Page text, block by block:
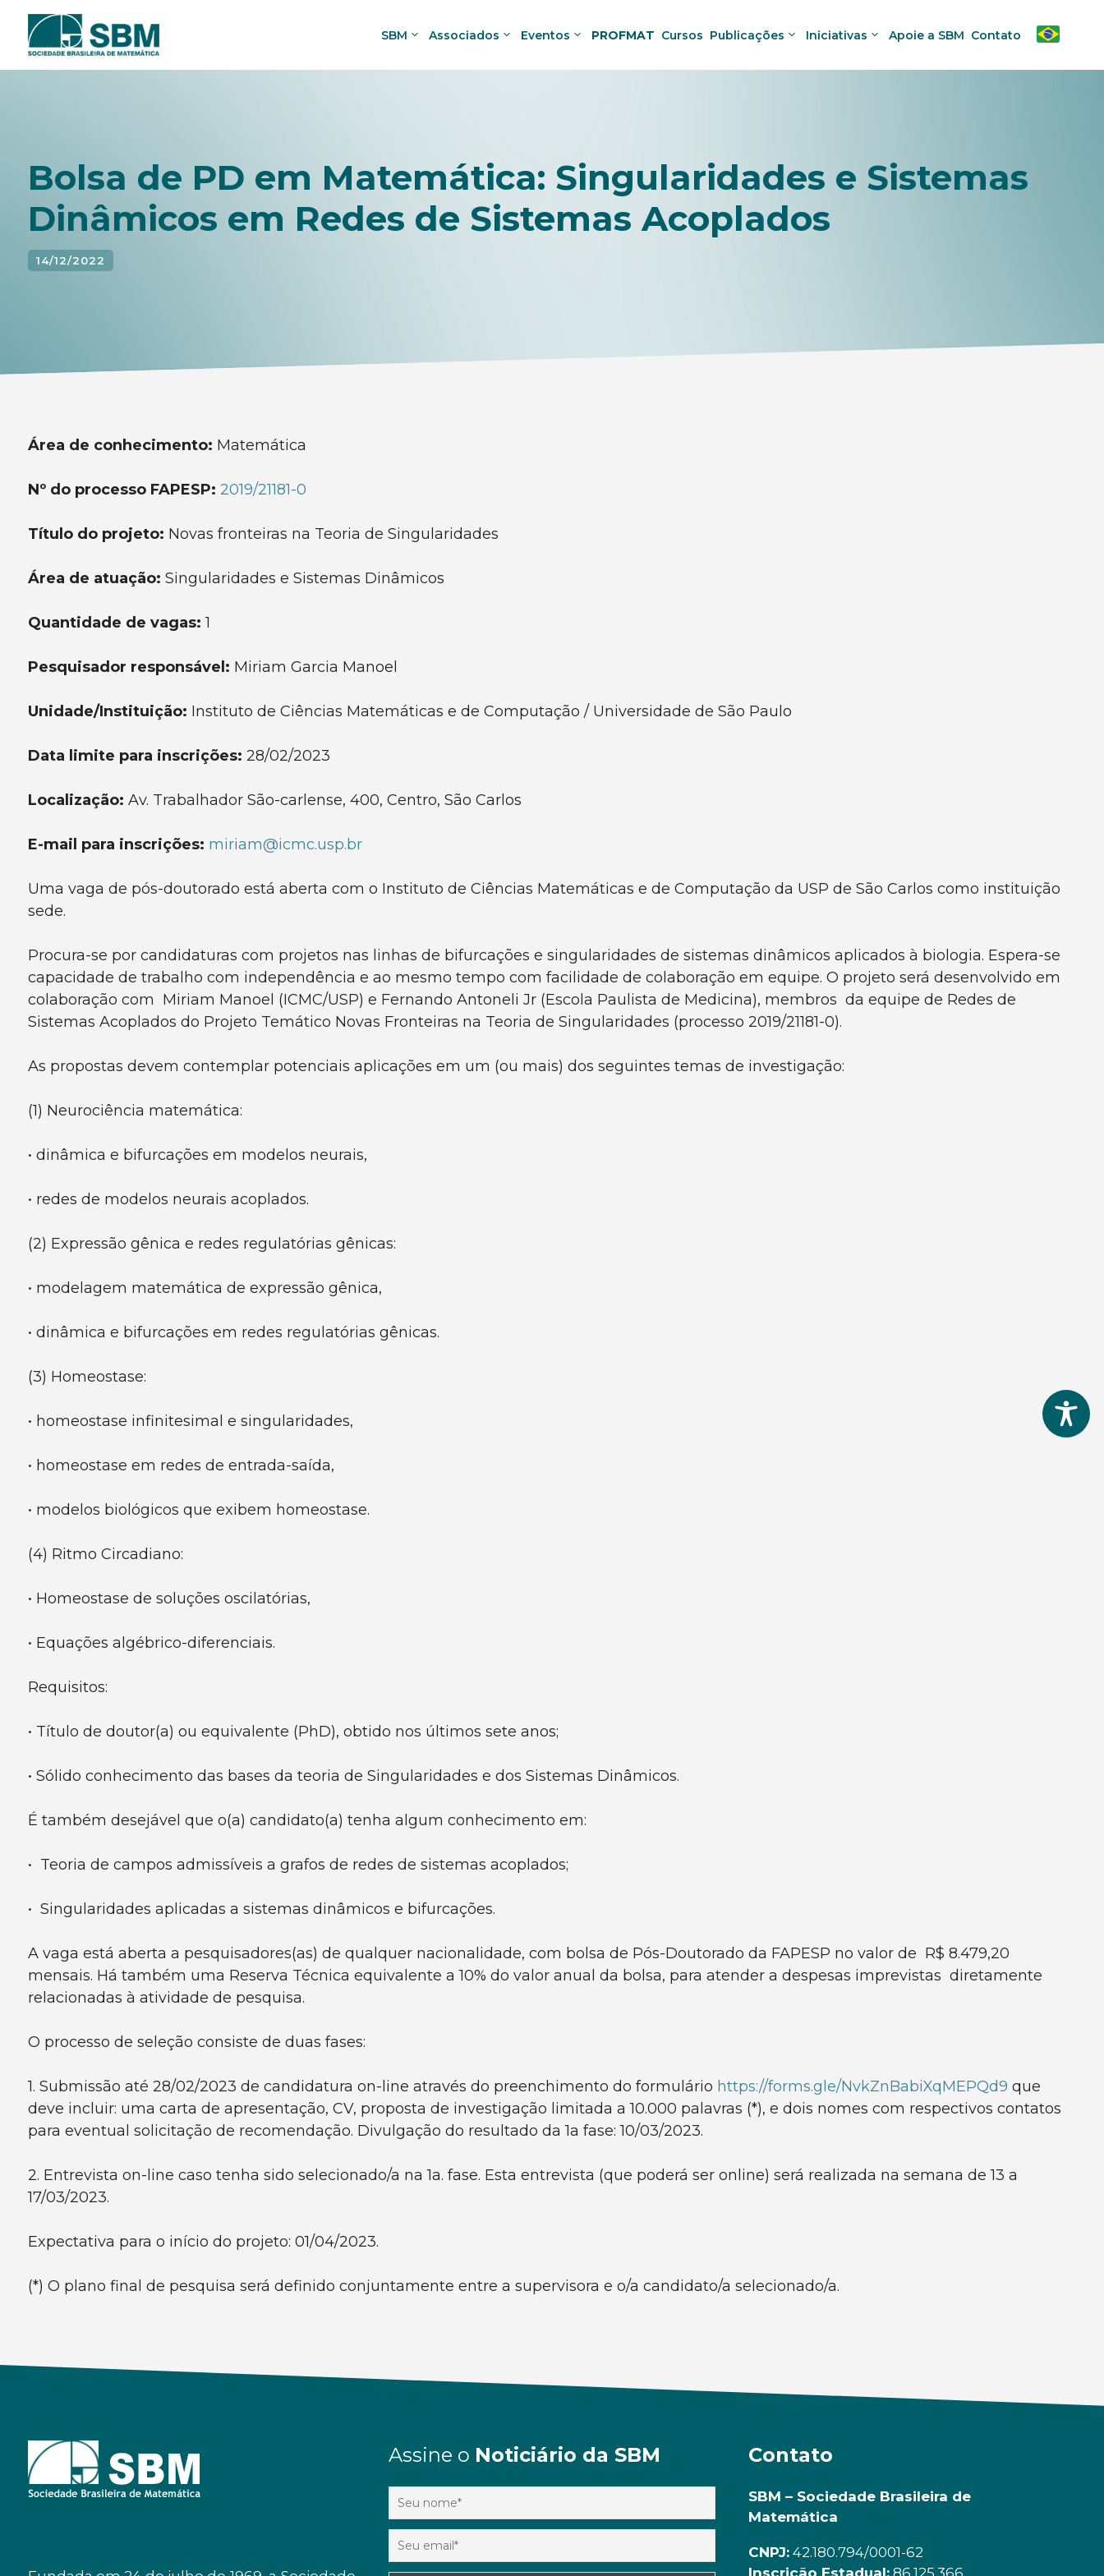
Pular
para
SBM Associados Eventos PROFMAT Cursos Publicações Iniciativas Apoie a SBM Contato
Bolsa de PD em Matemática: Singularidades e Sistemas
Dinâmicos em Redes de Sistemas Acoplados
14/12/2022
Área de conhecimento: Matemática
Nº do processo FAPESP: 2019/21181-0
Título do projeto: Novas fronteiras na Teoria de Singularidades
Área de atuação: Singularidades e Sistemas Dinâmicos
Quantidade de vagas:1
Pesquisador responsável: Miriam Garcia Manoel
Unidade/Instituição: Instituto de Ciências Matemáticas e de Computação / Universidade de São Paulo
Data limite para inscrições: 28/02/2023
Localização: Av. Trabalhador São-carlense, 400, Centro, São Carlos
E-mail para inscrições: miriam@icmc.usp.br
Uma vaga de pós-doutorado está aberta com o Instituto de Ciências Matemáticas e de Computação da USP de São Carlos como instituição
sede.
Procura-se por candidaturas com projetos nas linhas de bifurcações e singularidades de sistemas dinâmicos aplicados à biologia. Espera-se
capacidade de trabalho com independência e ao mesmo tempo com facilidade de colaboração em equipe. O projeto será desenvolvido em
colaboração com Miriam Manoel (ICMC/USP) e Fernando Antoneli Jr (Escola Paulista de Medicina), membros da equipe de Redes de
Sistemas Acoplados do Projeto Temático Novas Fronteiras na Teoria de Singularidades (processo 2019/21181-0).
As propostas devem contemplar potenciais aplicações em um (ou mais) dos seguintes temas de investigação:
(1) Neurociência matemática:
• dinâmica e bifurcações em modelos neurais,
• redes de modelos neurais acoplados.
(2) Expressão gênica e redes regulatórias gênicas:
• modelagem matemática de expressão gênica,
• dinâmica e bifurcações em redes regulatórias gênicas.
(3) Homeostase:
• homeostase infinitesimal e singularidades,
• homeostase em redes de entrada-saída,
• modelos biológicos que exibem homeostase.
(4) Ritmo Circadiano:
• Homeostase de soluções oscilatórias,
• Equações algébrico-diferenciais.
Requisitos:
• Título de doutor(a) ou equivalente (PhD), obtido nos últimos sete anos;
• Sólido conhecimento das bases da teoria de Singularidades e dos Sistemas Dinâmicos.
É também desejável que o(a) candidato(a) tenha algum conhecimento em:
• Teoria de campos admissíveis a grafos de redes de sistemas acoplados;
• Singularidades aplicadas a sistemas dinâmicos e bifurcações.
A vaga está aberta a pesquisadores(as) de qualquer nacionalidade, com bolsa de Pós-Doutorado da FAPESP no valor de R$ 8.479,20
mensais. Há também uma Reserva Técnica equivalente a 10% do valor anual da bolsa, para atender a despesas imprevistas diretamente
relacionadas à atividade de pesquisa.
O processo de seleção consiste de duas fases:
1. Submissão até 28/02/2023 de candidatura on-line através do preenchimento do formulário https://forms.gle/NvkZnBabiXqMEPQd9 que
deve incluir: uma carta de apresentação, CV, proposta de investigação limitada a 10.000 palavras (*), e dois nomes com respectivos contatos
para eventual solicitação de recomendação. Divulgação do resultado da 1a fase: 10/03/2023.
2. Entrevista on-line caso tenha sido selecionado/a na 1a. fase. Esta entrevista (que poderá ser online) será realizada na semana de 13 a
17/03/2023.
Expectativa para o início do projeto: 01/04/2023.
(*) O plano final de pesquisa será definido conjuntamente entre a supervisora e o/a candidato/a selecionado/a.
Assine o Noticiário da SBM Contato
SBM – Sociedade Brasileira de
Matemática
CNPJ: 42.180.794/0001-62